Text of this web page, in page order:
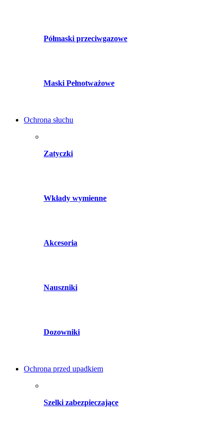
Półmaski przeciwgazowe
Maski Pełnotważowe
Ochrona słuchu
Zatyczki
Wkłady wymienne
Akcesoria
Nauszniki
Dozowniki
Ochrona przed upadkiem
Szelki zabezpieczające